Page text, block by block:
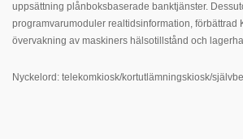
uppsättning plånboksbaserade banktjänster.
programvarumoduler realtidsinformation, förbättrad
övervakning av maskiners hälsotillstånd och
Nyckelord: telekomkiosk/kortutlämningskiosk/